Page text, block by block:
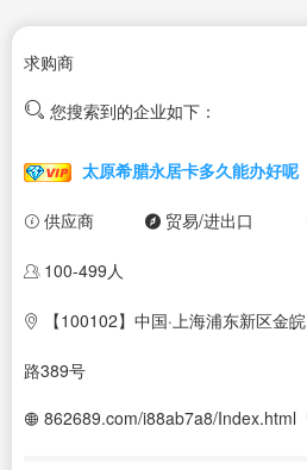
求购商
您搜索到的企业如下：
太原希腊永居卡多久能办好呢
供应商 贸易/进出口
100-499人
【100102】中国·上海浦东新区金皖
路389号
862689.com/i88ab7a8/Index.html